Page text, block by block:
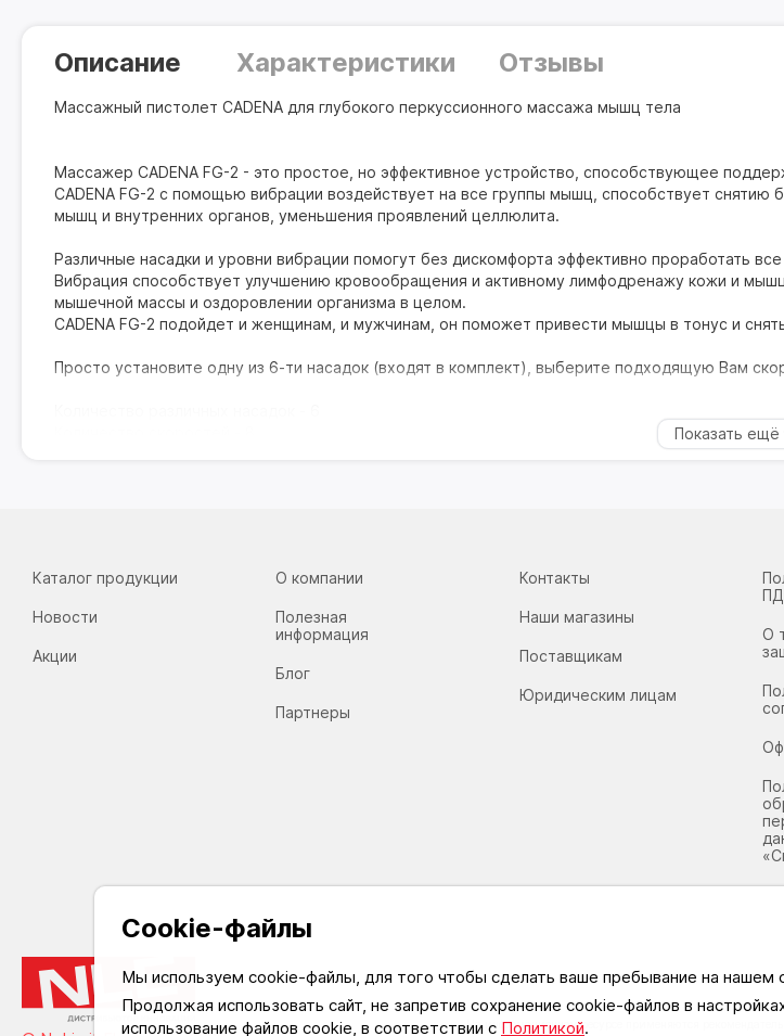
Описание
Массажный пистолет CADENA для глубокого перкуссионного массажа мышц тела
Массажер CADENA FG-2 - это простое, но эффективное устройство, способствующее
CADENA FG-2 с помощью вибрации воздействует на все группы мышц, способствует снятию
мышц и внутренних органов, уменьшения проявлений целлюлита.
Различные насадки и уровни вибрации помогут без дискомфорта эффективно проработать
Вибрация способствует улучшению кровообращения и активному лимфодренажу кожи и
мышечной массы и оздоровлении организма в целом.
CADENA FG-2 подойдет и женщинам, и мужчинам, он поможет привести мышцы в тонус и
Просто установите одну из 6-ти насадок (входят в комплект), выберите подходящую Вам
Кабель питания USB-microUSB – 1шт
Характеристики Отзывы
Каталог продукции
Новости
Акции
О компании
Полезная
информация
Блог
Партнеры
Контакты
Наши магазины
Поставщикам
Юридическим лицам
О
На информационном ресурсе применяются
Cookie-файлы
Мы используем cookie-файлы, для того чтобы сделать ваше пребывание на нашем
Продолжая использовать сайт, не запретив сохранение cookie-файлов в
использование файлов cookie, в соответствии с Политикой.